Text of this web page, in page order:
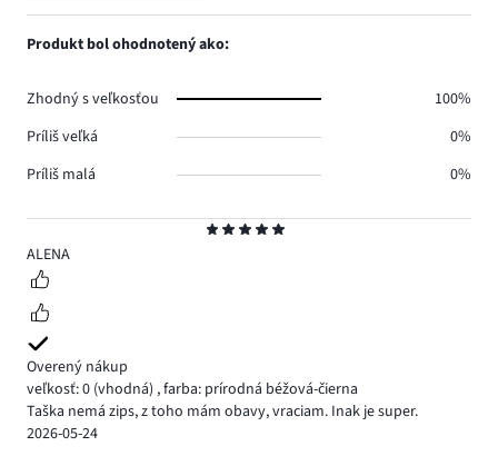
5
ALENA
Overený nákup
veľkosť: 0 (vhodná) ,farba: prírodná béžová-čierna
Taška nemá zips, z toho mám obavy, vraciam. Inak je super.
2026-05-24
Produkt bol ohodnotený ako:
Zhodný s veľkosťou
100%
Príliš veľká
0%
Príliš malá
0%